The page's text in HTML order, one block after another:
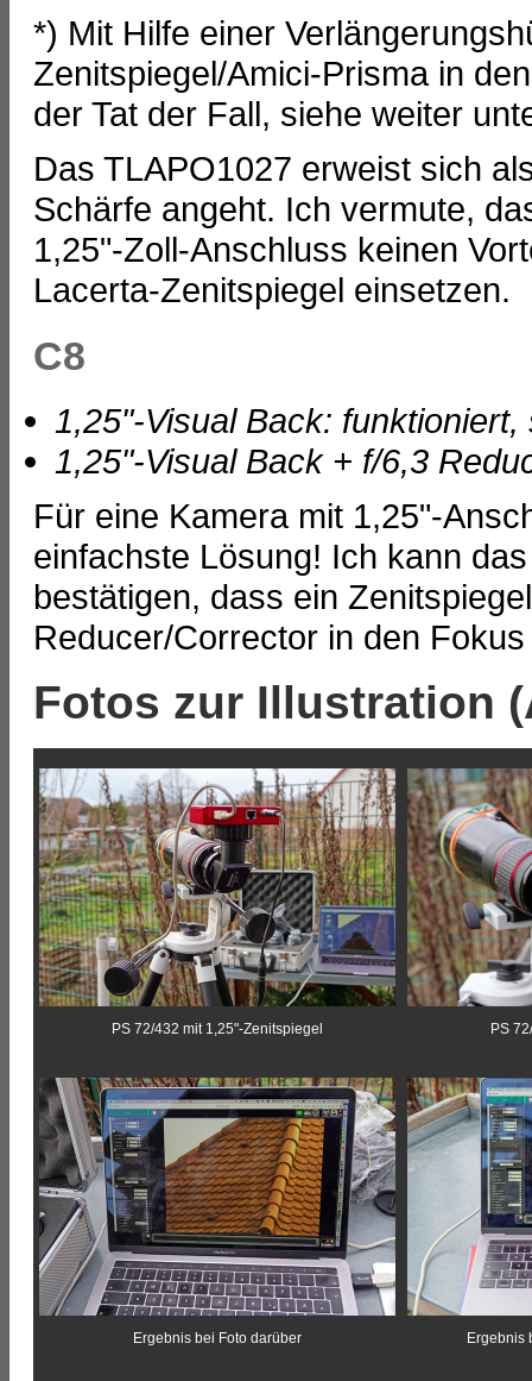
*) Mit Hilfe einer
Zenitspiegel/Amici-Prisma in
der Tat der Fall, siehe weiter
Das TLAPO1027 erweist sich
Schärfe angeht. Ich vermute,
1,25"-Zoll-Anschluss keinen
Lacerta-Zenitspiegel einsetzen.
C8
1,25"-Visual Back: funktioniert,
1,25"-Visual Back + f/6,3
Für eine Kamera mit 1,25"-
einfachste Lösung! Ich kann
bestätigen, dass ein
Reducer/Corrector in den
Fotos zur Illustration
PS 72/432 mit 1,25"-Zenitspiegel PS
Ergebnis bei Foto darüber Ergebnis